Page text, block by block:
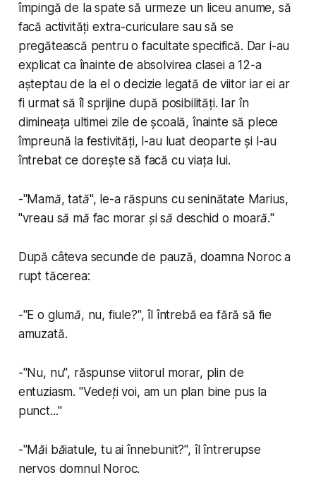
împingă de la spate să urmeze un liceu anume, să
facă activități extra-curiculare sau să se
pregătească pentru o facultate specifică. Dar i-au
explicat ca înainte de absolvirea clasei a 12-a
așteptau de la el o decizie legată de viitor iar ei ar
fi urmat să îl sprijine după posibilități. Iar în
dimineața ultimei zile de școală, înainte să plece
împreună la festivități, l-au luat deoparte și l-au
întrebat ce dorește să facă cu viața lui.
-"Mamă, tată", le-a răspuns cu seninătate Marius,
"vreau să mă fac morar și să deschid o moară."
După câteva secunde de pauză, doamna Noroc a
rupt tăcerea:
-"E o glumă, nu, fiule?", îl întrebă ea fără să fie
amuzată.
-"Nu, nu", răspunse viitorul morar, plin de
entuziasm. "Vedeți voi, am un plan bine pus la
punct..."
-"Măi băiatule, tu ai înnebunit?", îl întrerupse
nervos domnul Noroc.